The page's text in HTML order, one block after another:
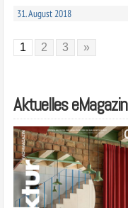
31. August 2018
1 2 3 »
Aktuelles eMagazin